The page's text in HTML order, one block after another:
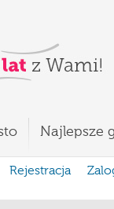
Najlepsze
Rejestracja